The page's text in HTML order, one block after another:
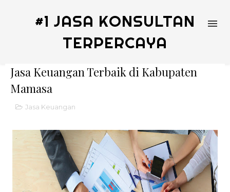
#1 JASA KONSULTAN
TERPERCAYA
Jasa Keuangan Terbaik di Kabupaten
Mamasa
Jasa Keuangan